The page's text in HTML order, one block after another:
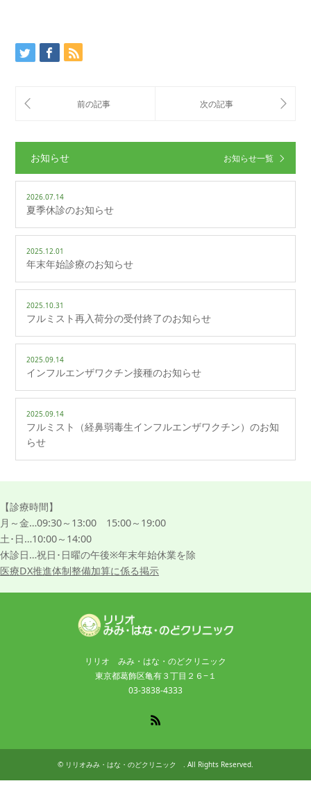
お知らせ お知らせ一覧
2026.07.14
夏季休診のお知らせ
2025.12.01
年末年始診療のお知らせ
2025.10.31
フルミスト再入荷分の受付終了のお知らせ
2025.09.14
インフルエンザワクチン接種のお知らせ
2025.09.14
フルミスト（経鼻弱毒生インフルエンザワクチン）のお知
らせ
【診療時間】
月～金…09:30～13:00 15:00～19:00
土･日…10:00～14:00
休診日…祝日･日曜の午後※年末年始休業を除
医療DX推進体制整備加算に係る掲示
リリオ みみ・はな・のどクリニック
東京都葛飾区亀有３丁目２６−１
03-3838-4333
© リリオみみ・はな・のどクリニック . All Rights Reserved.